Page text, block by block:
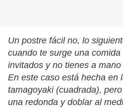
Un postre fácil no, lo
cuando te surge una
invitados y no tienes a
En este caso está hecha en
tamagoyaki (cuadrada),
una redonda y doblar al